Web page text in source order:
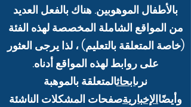
بالأطفال الموهوبين. هناك بالفعل العديد
من المواقع الشاملة المخصصة لهذه الفئة
(خاصة المتعلقة بالتعليم) ، لذا يرجى العثور
على روابط لهذه المواقع أدناه.
نرىابحاثالمتعلقة بالموهبة
وأيضًاالإخباريةصفحات المشكلات الناشئة